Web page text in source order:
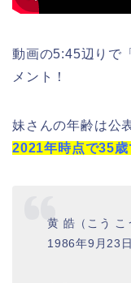
動画の5:45辺りで「
メント！
妹さんの年齢は公
2021年時点で35歳
黄 皓（こう こ
1986年9月23